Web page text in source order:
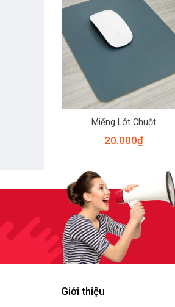
Miếng Lót Chuột
20.000₫
Giới thiệu